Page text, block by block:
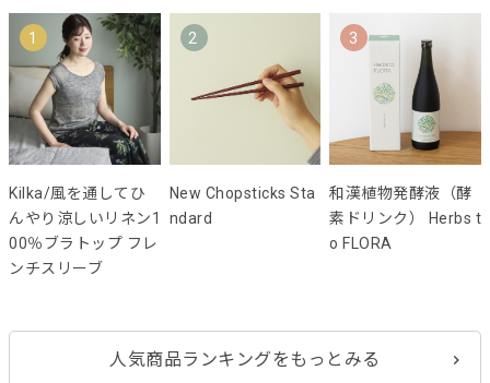
1
Kilka/風を通してひ
んやり涼しいリネン1
00％ブラトップ フレ
ンチスリーブ
2
New Chopsticks Sta
ndard
3
和漢植物発酵液（酵
素ドリンク） Herbs t
o FLORA
人気商品ランキングをもっとみる